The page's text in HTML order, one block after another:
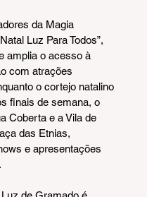
da Magia
Luz Para Todos”,
amplia o acesso à
com atrações
o cortejo natalino
finais de semana, o
Coberta e a Vila de
das Etnias,
e apresentações